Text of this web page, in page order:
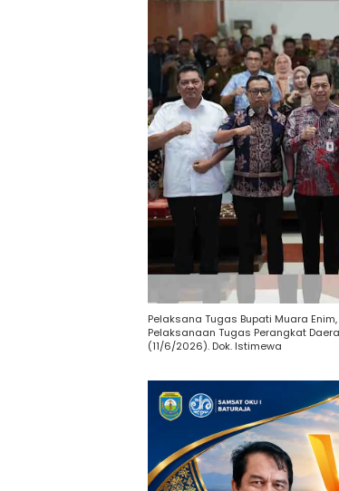
Pelaksana Tugas Bupati Muara
Pelaksanaan Tugas Perangkat
(11/6/2026). Dok. Istimewa